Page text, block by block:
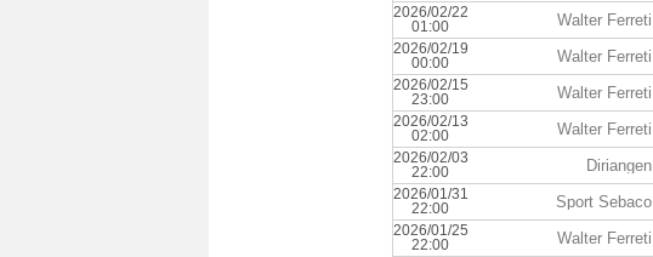
2026/02/22
01:00
Walter Ferreti
2026/02/19
00:00
Walter Ferreti
2026/02/15
23:00
Walter Ferreti
2026/02/13
02:00
Walter Ferreti
2026/02/03
22:00
Diriangen
2026/01/31
22:00
Sport Sebaco
2026/01/25
22:00
Walter Ferreti